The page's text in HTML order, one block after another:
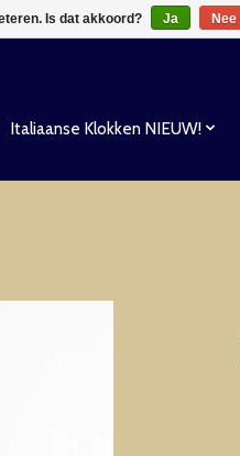
Italiaanse Klokken NIEUW!
Is dat akkoord? Ja Nee